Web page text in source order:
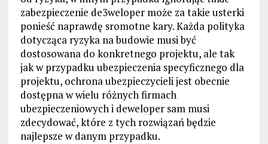
zabezpieczenie de3weloper może za takie usterki
ponieść naprawdę sromotne kary. Każda polityka
dotycząca ryzyka na budowie musi być
dostosowana do konkretnego projektu, ale tak
jak w przypadku ubezpieczenia specyficznego dla
projektu, ochrona ubezpieczycieli jest obecnie
dostępna w wielu różnych firmach
ubezpieczeniowych i deweloper sam musi
zdecydować, które z tych rozwiązań będzie
najlepsze w danym przypadku.